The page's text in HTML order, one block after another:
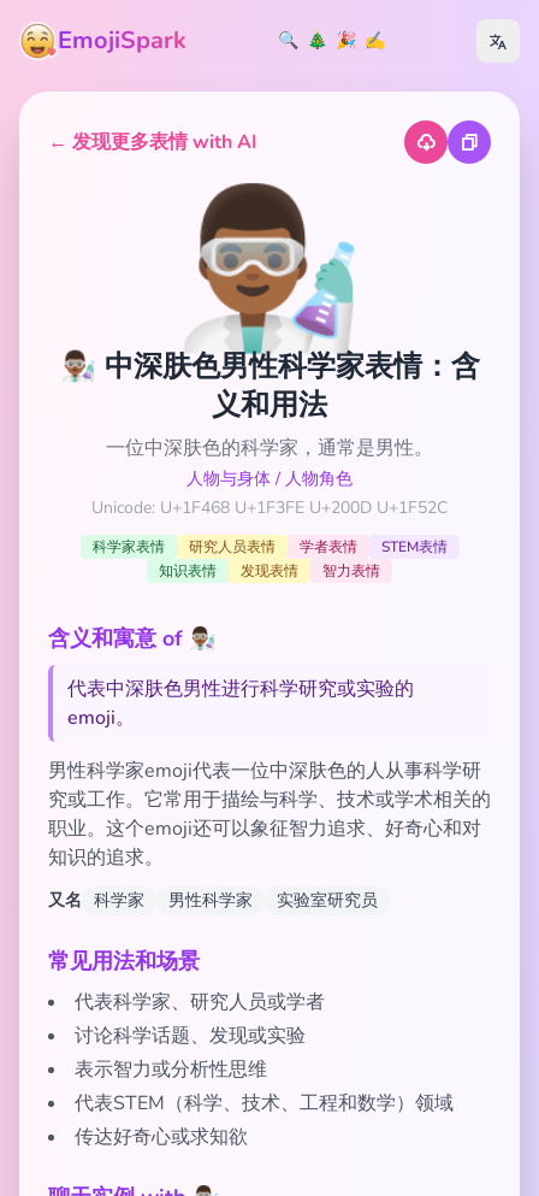
EmojiSpark 🔍 🎄 🎉 ✍️
← 发现更多表情 with AI
👨🏾‍🔬
👨🏾‍🔬 中深肤色男性科学家表情：含
义和用法
一位中深肤色的科学家，通常是男性。
人物与身体 / 人物角色
Unicode: U+1F468 U+1F3FE U+200D U+1F52C
科学家表情 研究人员表情 学者表情
STEM表情
知识表情
发现表情 智力表情
含义和寓意 of 👨🏾‍🔬
代表中深肤色男性进行科学研究或实验的
emoji。
男性科学家emoji代表一位中深肤色的人从事科学研
究或工作。它常用于描绘与科学、技术或学术相关的
职业。这个emoji还可以象征智力追求、好奇心和对
知识的追求。
又名 科学家 男性科学家 实验室研究员
常见用法和场景
代表科学家、研究人员或学者
讨论科学话题、发现或实验
表示智力或分析性思维
代表STEM（科学、技术、工程和数学）领域
传达好奇心或求知欲